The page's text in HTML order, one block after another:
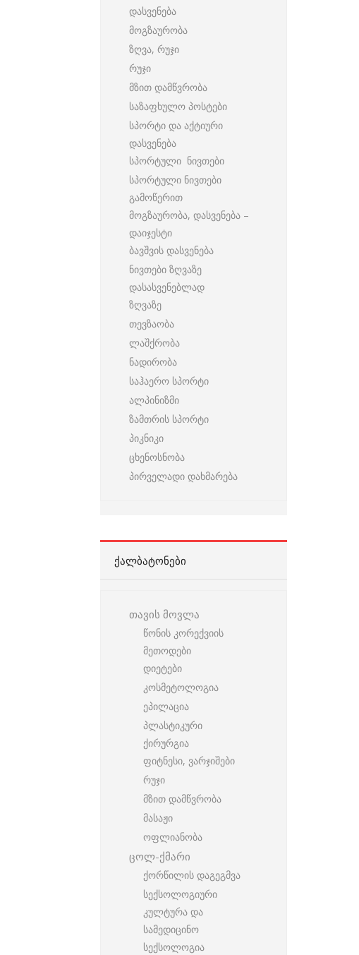
დასვენება
მოგზაურობა
ზღვა, რუჯი
რუჯი
მზით დამწვრობა
საზაფხულო პოსტები
სპორტი და აქტიური
დასვენება
სპორტული ნივთები
სპორტული ნივთები
გამოწერით
მოგზაურობა, დასვენება –
დაიჯესტი
ბავშვის დასვენება
ნივთები ზღვაზე
დასასვენებლად
ზღვაზე
თევზაობა
ლაშქრობა
ნადირობა
საჰაერო სპორტი
ალპინიზმი
ზამთრის სპორტი
პიკნიკი
ცხენოსნობა
პირველადი დახმარება
ᲥᲐᲚᲑᲐᲢᲝᲜᲔᲑᲘ
თავის მოვლა
წონის კორექვიის
მეთოდები
დიეტები
კოსმეტოლოგია
ეპილაცია
პლასტიკური
ქირურგია
ფიტნესი, ვარჯიშები
რუჯი
მზით დამწვრობა
მასაჟი
ოფლიანობა
ცოლ-ქმარი
ქორწილის დაგეგმვა
სექსოლოგიური
კულტურა და
სამედიცინო
სექსოლოგია